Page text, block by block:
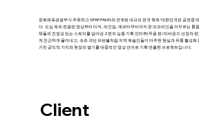
문화체육관광부가 주최하고 SPAF·PAMS와 연계된 대규모 전국 축제 ‘대한민국은 공연중’
다. 도심 옥외 전광판 영상부터 티저, 라인업, 애프터무비까지 온·오프라인을 아우르는 통
체들의 진정성 있는 스토리를 담아낸 2편의 심층 기획 인터뷰(무용 편/리바운드 선정작
게 친근하게 풀어내고, 속초 극단 파란불처럼 지역 예술인들이 마주한 현실과 유통 활성
가진 공익적 가치와 현장의 열기를 대중적인 영상 언어로 기획·연출한 프로젝트입니다.
Client